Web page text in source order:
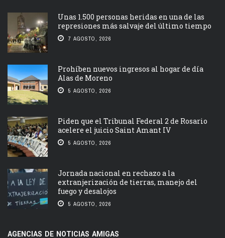
Unas 1.500 personas heridas en una de las
represiones más salvaje del último tiempo
7 AGOSTO, 2026
Prohíben nuevos ingresos al hogar de día
Alas de Moreno
5 AGOSTO, 2026
Piden que el Tribunal Federal 2 de Rosario
acelere el juicio Saint Amant IV
5 AGOSTO, 2026
Jornada nacional en rechazo a la
extranjerización de tierras, manejo del
fuego y desalojos
5 AGOSTO, 2026
AGENCIAS DE NOTICIAS AMIGAS